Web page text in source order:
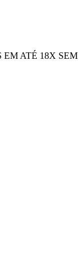
EM ATÉ 18X SEM